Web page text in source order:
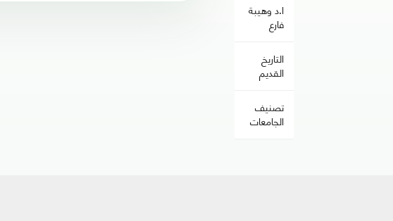
ا.د وهيبة
فارع
التاريخ
القديم
تصنيف
الجامعات